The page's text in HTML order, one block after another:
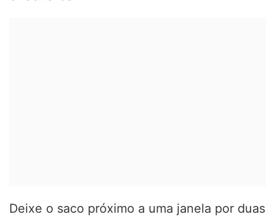
Deixe o saco próximo a uma janela por duas